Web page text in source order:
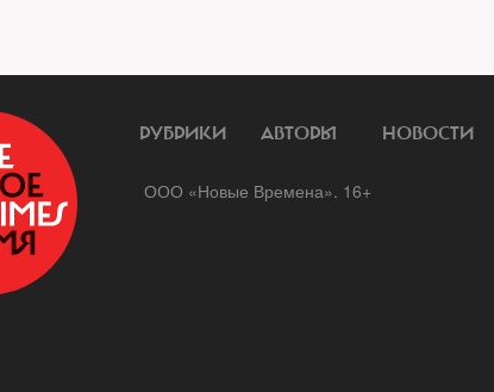
РУБРИКИ АВТОРЫ НОВОСТИ
ООО «Новые Времена». 16+